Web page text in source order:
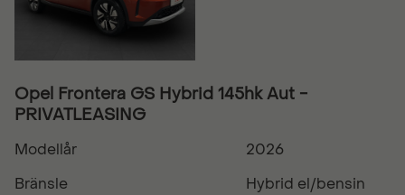
Opel Frontera GS Hybrid 145hk Aut -
PRIVATLEASING
Modellår
2026
Bränsle
Hybrid el/bensin